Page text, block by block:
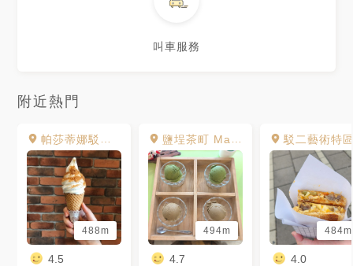
叫車服務
附近熱門
帕莎蒂娜駁二倉庫餐廳
488m
4.5
鹽埕茶町 Matcha City
494m
4.7
駁二藝術特
484m
4.0